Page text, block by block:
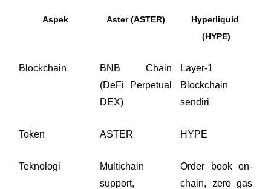
Aspek Aster (ASTER)
Hyperliquid
(HYPE)
Blockchain
BNB Chain
(DeFi Perpetual
DEX)
Layer-1
Blockchain
sendiri
Token ASTER HYPE
Teknologi
Multichain
support,
Order book on-
chain, zero gas